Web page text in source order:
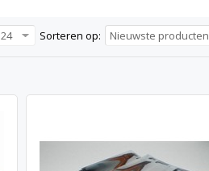
Sorteren op: Nieuwste producten
24